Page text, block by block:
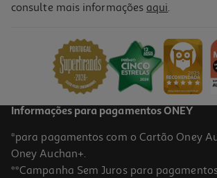
Cesto Para Roupa Suja Actuel Plástico Reciclado
15,99 €
consulte mais informações aqui.
Informações para pagamentos ONEY
*para pagamentos com o Cartão Oney
Oney Auchan+.
**Campanha Sem Juros para